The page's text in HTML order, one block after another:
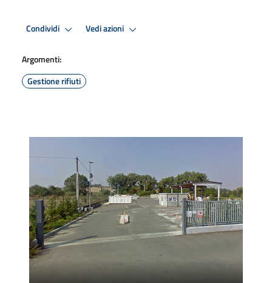
Condividi Vedi azioni
Argomenti:
Gestione rifiuti